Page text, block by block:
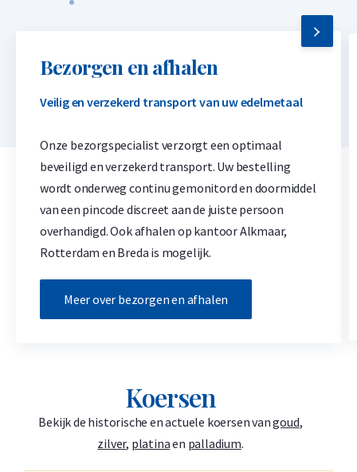
Bezorgen en afhalen
Veilig en verzekerd transport van uw edelmetaal
Onze bezorgspecialist verzorgt een optimaal
beveiligd en verzekerd transport. Uw bestelling
wordt onderweg continu gemonitord en doormiddel
van een pincode discreet aan de juiste persoon
overhandigd. Ook afhalen op kantoor Alkmaar,
Rotterdam en Breda is mogelijk.
Meer over bezorgen en afhalen
Koersen
Bekijk de historische en actuele koersen vangoud,
zilver, platinaen palladium.